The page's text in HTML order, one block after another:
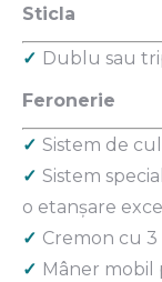
Sticla
✓ Dublu sau
Feronerie
✓ Sistem de
✓ Sistem
o etanşare
✓ Cremon cu
✓ Mâner mobil